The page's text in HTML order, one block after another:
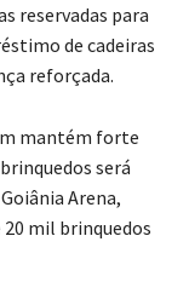
reservadas para
de cadeiras
reforçada.
mantém forte
será
Arena,
mil brinquedos